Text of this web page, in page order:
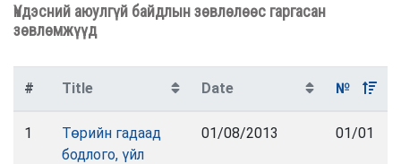
Үндэсний аюулгүй байдлын зөвлөлөөс гаргасан
зөвлөмжүүд
# Title Date №
1
Төрийн гадаад
бодлого, үйл
01/08/2013 01/01